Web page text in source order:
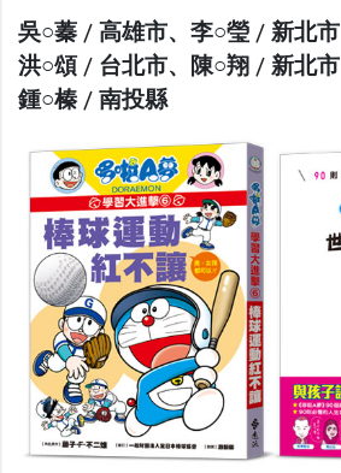
吳○蓁 / 高雄市、李○瑩 / 新北市
洪○頌 / 台北市、陳○翔 / 新北市
鍾○榛 / 南投縣